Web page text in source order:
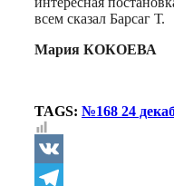
всем сказал Барсаг Т.
Мария КОКОЕВА
TAGS: №168 24
VK